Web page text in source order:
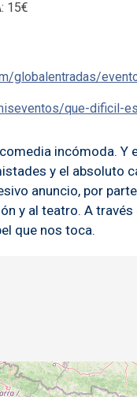
15€
globalentradas/
que-dificil-
incómoda.
y el absoluto
anuncio, por
y al teatro. A
que nos toca.